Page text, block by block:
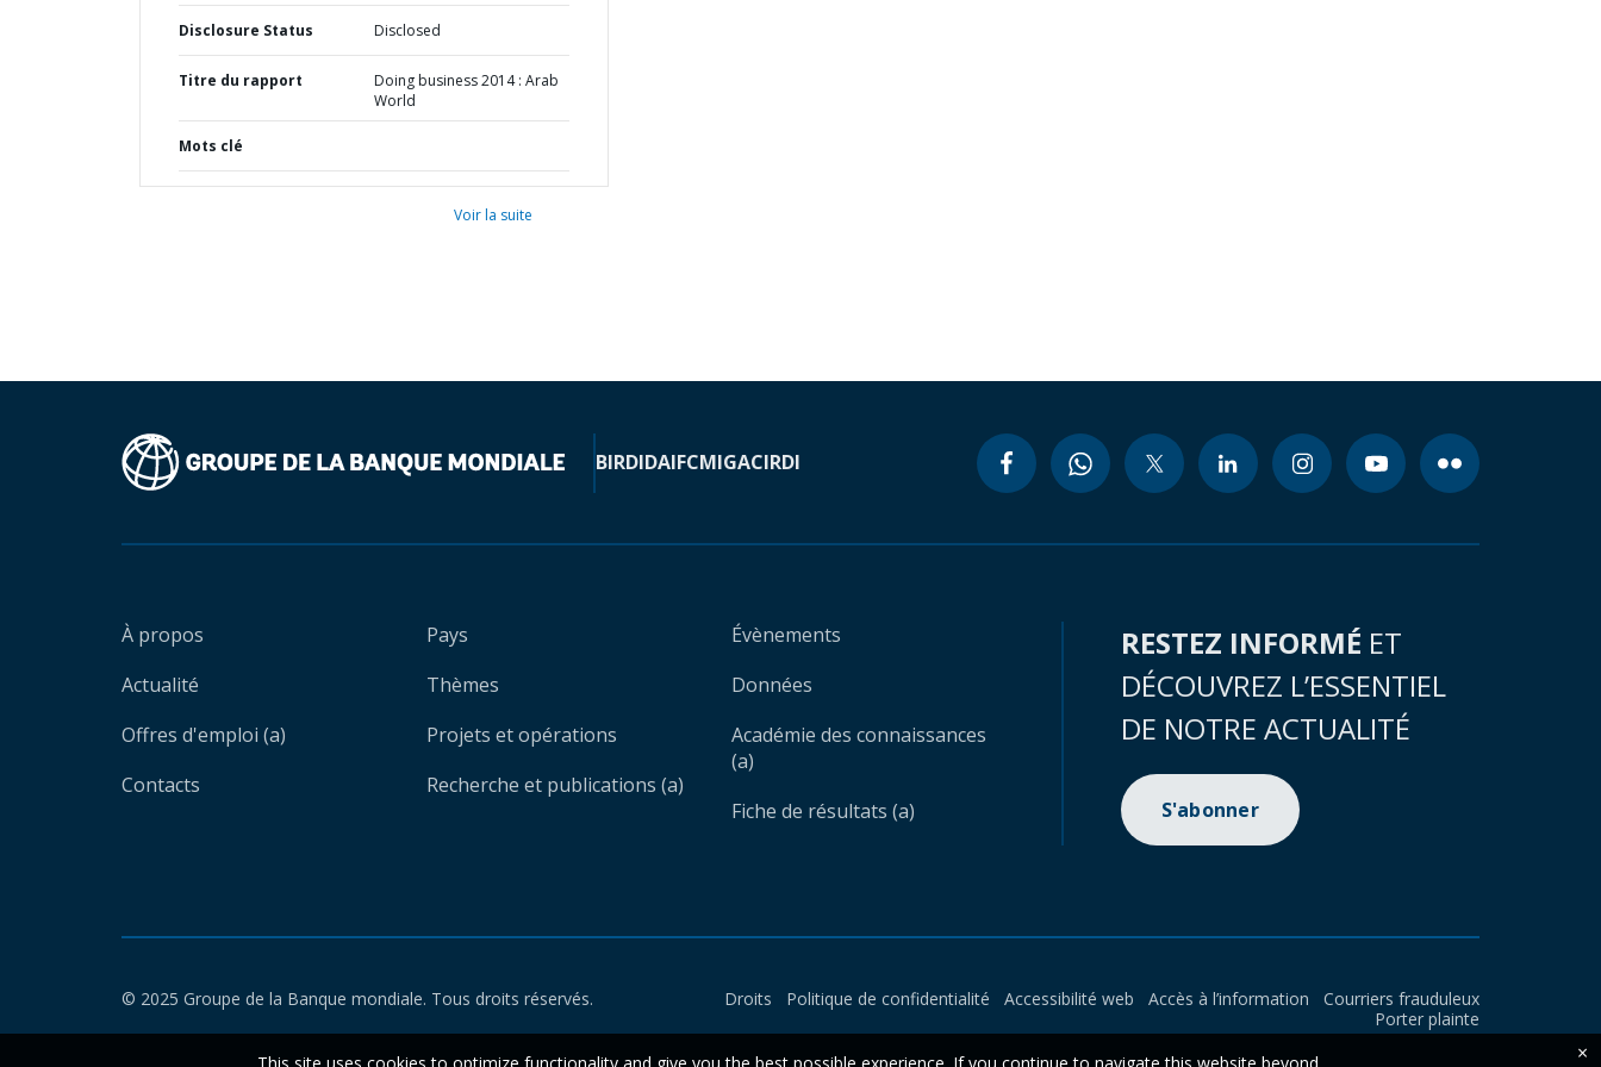
Disclosure Status Disclosed
Titre du rapport
Doing business 2014 : Arab
World
Mots clé
Voir la suite
BIRDIDAIFCMIGACIRDI
À propos
Actualité
Offres d'emploi (a)
Contacts
Pays
Thèmes
Projets et opérations
Recherche et publications (a)
Évènements
Données
Académie des connaissances
(a)
Fiche de résultats (a)
RESTEZ INFORMÉ ET
DÉCOUVREZ L’ESSENTIEL
DE NOTRE ACTUALITÉ
S'abonner
© 2025 Groupe de la Banque mondiale. Tous droits réservés. Droits Politique de confidentialité Accessibilité web Accès à l’information
Courriers frauduleux
Porter plainte
×